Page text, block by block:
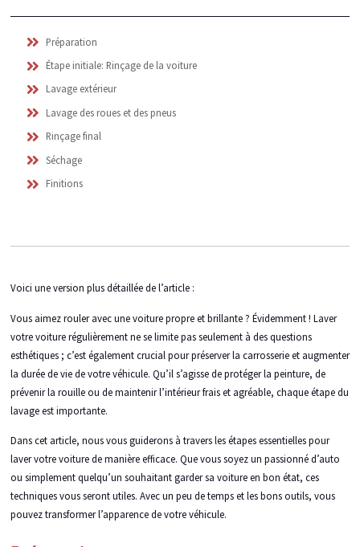
Préparation
Étape initiale: Rinçage de la voiture
Lavage extérieur
Lavage des roues et des pneus
Rinçage final
Séchage
Finitions
Voici une version plus détaillée de l’article :
Vous aimez rouler avec une voiture propre et brillante ? Évidemment ! Laver
votre voiture régulièrement ne se limite pas seulement à des questions
esthétiques ; c’est également crucial pour préserver la carrosserie et augmenter
la durée de vie de votre véhicule. Qu’il s’agisse de protéger la peinture, de
prévenir la rouille ou de maintenir l’intérieur frais et agréable, chaque étape du
lavage est importante.
Dans cet article, nous vous guiderons à travers les étapes essentielles pour
laver votre voiture de manière efficace. Que vous soyez un passionné d’auto
ou simplement quelqu’un souhaitant garder sa voiture en bon état, ces
techniques vous seront utiles. Avec un peu de temps et les bons outils, vous
pouvez transformer l’apparence de votre véhicule.